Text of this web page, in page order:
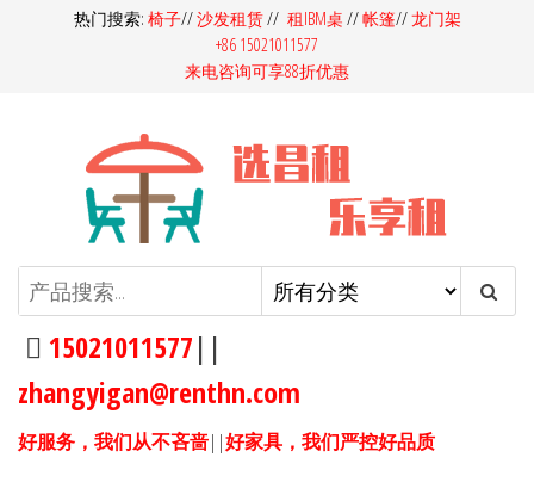
热门搜索: 椅子//沙发租赁// 租IBM桌 //帐篷//龙门架
+86 15021011577
来电咨询可享88折优惠
昌租会务家具租赁-桌椅租赁-高档
沙发租赁-吧桌吧椅租赁-展览展会
家具租赁
昌租会务一站式家具租赁平
台，多快好省选昌租会务！同
15021011577||
zhangyigan@renthn.com
好服务，我们从不吝啬||好家具，我们严控好品质